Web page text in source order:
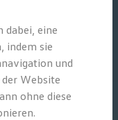
dabei, eine
indem sie
und
Website
ohne diese